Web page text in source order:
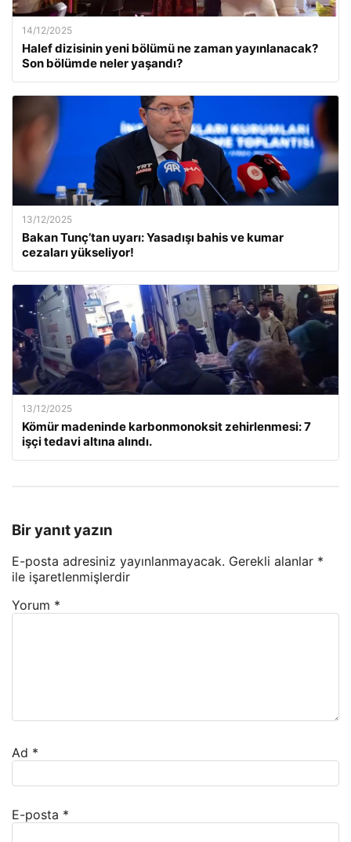
14/12/2025
Halef dizisinin yeni bölümü ne zaman yayınlanacak?
Son bölümde neler yaşandı?
13/12/2025
Bakan Tunç’tan uyarı: Yasadışı bahis ve kumar
cezaları yükseliyor!
13/12/2025
Kömür madeninde karbonmonoksit zehirlenmesi: 7
işçi tedavi altına alındı.
Bir yanıt yazın
E-posta adresiniz yayınlanmayacak. Gerekli alanlar *
ile işaretlenmişlerdir
Yorum *
Ad *
E-posta *